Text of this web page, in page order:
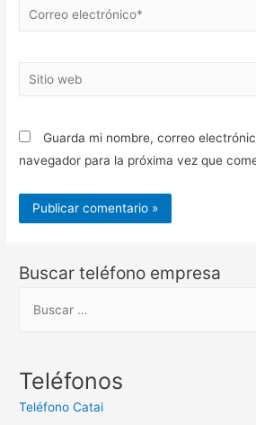
Correo
Sitio
Guarda mi nombre, correo
navegador para la próxima vez que
Buscar teléfono empresa
c
Teléfonos
Teléfono Catai